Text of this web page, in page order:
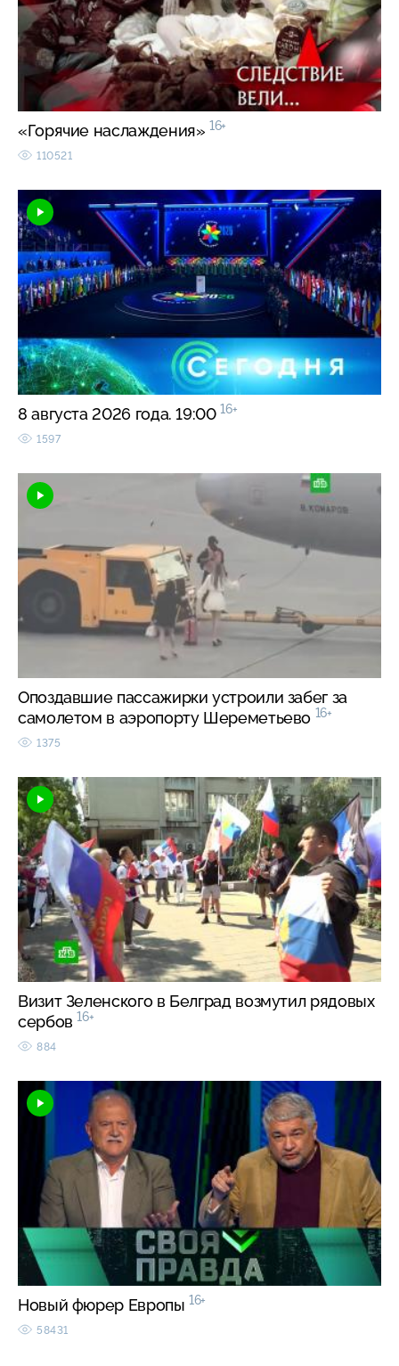
«Горячие наслаждения» 16+
110521
8 августа 2026 года. 19:00 16+
1597
Опоздавшие пассажирки устроили забег за
самолетом в аэропорту Шереметьево 16+
1375
Визит Зеленского в Белград возмутил рядовых
сербов 16+
884
Новый фюрер Европы 16+
58431